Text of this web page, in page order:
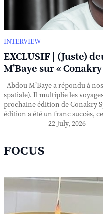
INTERVIEW
EXCLUSIF | (Juste)
M’Baye sur «
Abdou M’Baye a répondu à
spatiale). Il multiplie les
prochaine édition de Conakry
édition a été un franc succès,
22 July, 2026
FOCUS